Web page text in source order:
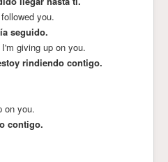
you.
seguido.
giving up on you.
rindiendo contigo.
on you.
contigo.